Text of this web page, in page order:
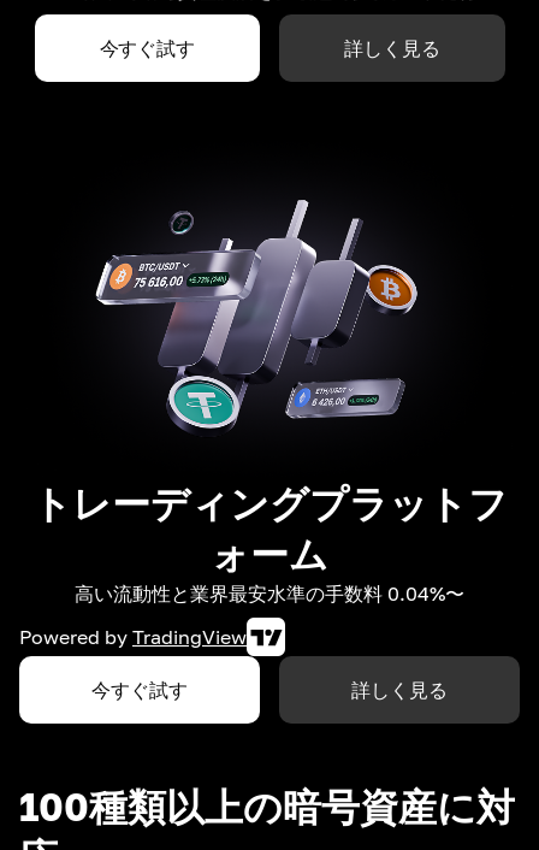
今すぐ試す 詳しく見る
トレーディングプラットフ
ォーム
高い流動性と業界最安水準の手数料 0.04%〜
Powered by TradingView
今すぐ試す 詳しく見る
100種類以上の暗号資産に対